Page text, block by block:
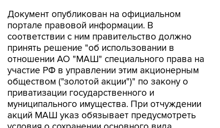
Документ опубликован на официальном
портале правовой информации. В
соответствии с ним правительство должно
принять решение "об использовании в
отношении АО "МАШ" специального права на
участие РФ в управлении этим акционерным
обществом ("золотой акции")" по закону о
приватизации государственного и
муниципального имущества. При отчуждении
акций МАШ указ обязывает предусмотреть